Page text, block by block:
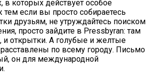
в которых действует особое
если вы просто собираетесь
друзьям, не утруждайтесь поиском
просто зайдите в Pressbyran: там
и открытки. А голубые и желтые
по всему городу. Письмо
он для международной